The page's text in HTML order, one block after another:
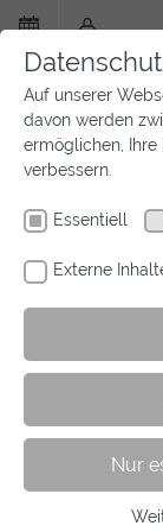
Zum
Hauptinhalt
springen
Sie
hier:
Goldene
Auf unserer
davon werden
ermöglichen,
verbessern.
Essentiell
Externe
Nur